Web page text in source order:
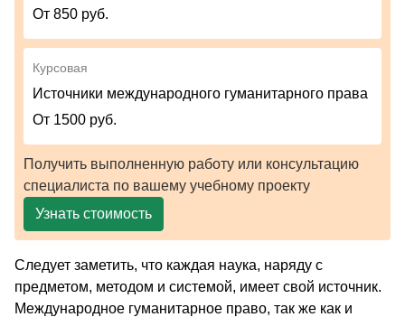
От 850 руб.
Курсовая
Источники международного гуманитарного права
От 1500 руб.
Получить выполненную работу или консультацию
специалиста по вашему учебному проекту
Узнать стоимость
Следует заметить, что каждая наука, наряду с
предметом, методом и системой, имеет свой источник.
Международное гуманитарное право, так же как и